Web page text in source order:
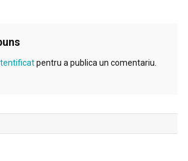
pentru a publica un comentariu.